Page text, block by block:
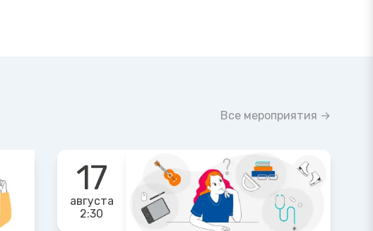
Все мероприятия →
17
августа
2:30